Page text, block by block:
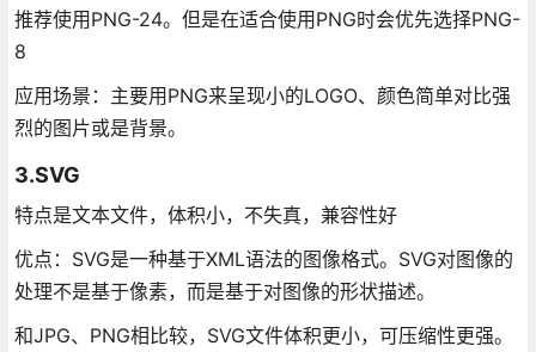
推荐使用PNG-24。但是在适合使用PNG时会优先选择PNG-
8
应用场景：主要用PNG来呈现小的LOGO、颜色简单对比强
烈的图片或是背景。
3.SVG
特点是文本文件，体积小，不失真，兼容性好
优点：SVG是一种基于XML语法的图像格式。SVG对图像的
处理不是基于像素，而是基于对图像的形状描述。
和JPG、PNG相比较，SVG文件体积更小，可压缩性更强。